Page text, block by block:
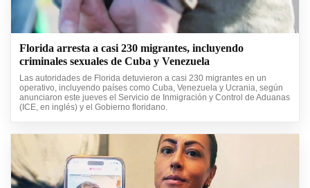
Florida arresta a casi 230 migrantes, incluyendo
criminales sexuales de Cuba y Venezuela
Las autoridades de Florida detuvieron a casi 230 migrantes en un
operativo, incluyendo países como Cuba, Venezuela y Ucrania, según
anunciaron este jueves el Servicio de Inmigración y Control de Aduanas
(ICE, en inglés) y el Gobierno floridano.